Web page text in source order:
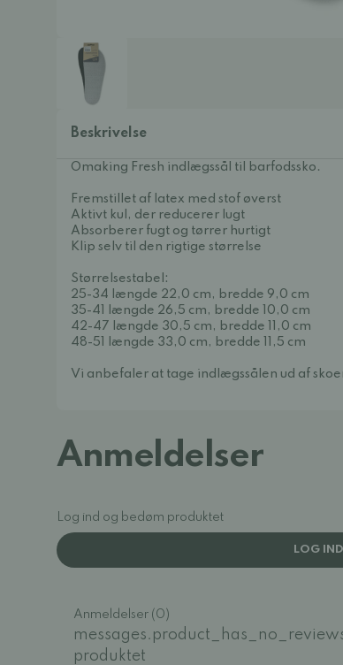
Beskrivelse
Omaking Fresh indlægssål til barfodssko.
Fremstillet af latex med stof øverst
Aktivt kul, der reducerer lugt
Absorberer fugt og tørrer hurtigt
Klip selv til den rigtige størrelse
Størrelsestabel:
25-34 længde 22,0 cm, bredde 9,0 cm
35-41 længde 26,5 cm, bredde 10,0 cm
42-47 længde 30,5 cm, bredde 11,0 cm
48-51 længde 33,0 cm, bredde 11,5 cm
Vi anbefaler at tage indlægssålen ud af
Anmeldelser
Log ind og bedøm produktet
LOG IND
Anmeldelser (0)
produktet